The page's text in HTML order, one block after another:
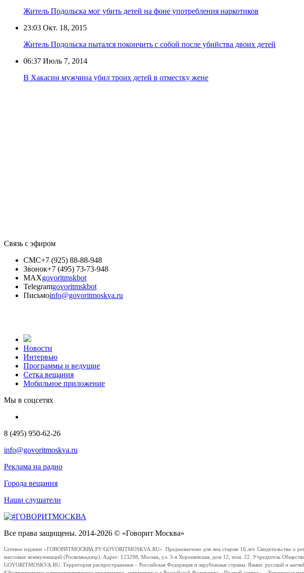
Житель Подольска мог убить детей на фоне употребления наркотиков
23:03 Окт. 18, 2015
Житель Подольска пытался покончить с собой после убийства двоих детей
06:37 Июль 7, 2014
В Хакасии мужчина убил троих детей в отместку жене
Связь с эфиром
СМС+7 (925) 88-88-948
Звонок+7 (495) 73-73-948
MAXgovoritmskbot
Telegramgovoritmskbot
Письмоinfo@govoritmoskva.ru
Новости
Интервью
Программы и ведущие
Сетка вещания
Мобильное приложение
Мы в соцсетях
8 (495) 950-62-26
info@govoritmoskva.ru
Реклама на радио
Города вещания
Наши слушатели
Все права защищены. 2014-2026 © «Говорит Москва»
Сетевое издание «ГОВОРИТМОСКВА.РУ/GOVORITMOSKVA.RU». Предназначено для лиц старше 16 лет. Свидетельство о
массовых коммуникаций (Роскомнадзор). Адрес: 123298, Москва, ул. 3-я Хорошевская, дом 12, пом. 22. Учредитель
GOVORITMOSKVA.RU. Территория распространения – Российская Федерация и зарубежные страны. Языки: русский и